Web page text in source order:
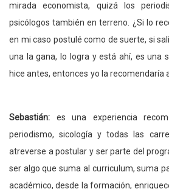
mirada economista, quizá los
psicólogos también en terreno. ¿Si lo
en mi caso postulé como de suerte, si
una la gana, lo logra y está ahí, es una
hice antes, entonces yo la recomendaría
Sebastián: es una experiencia
periodismo, sicología y todas las
atreverse a postular y ser parte del
ser algo que suma al curriculum, suma
académico, desde la formación,